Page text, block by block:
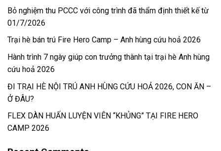
Bỏ nghiệm thu PCCC với công trình đã thẩm định thiết kế từ
01/7/2026
Trại hè bán trú Fire Hero Camp – Anh hùng cứu hoả 2026
Hành trình 7 ngày giúp con trưởng thành tại trại hè Anh hùng
cứu hoả 2026
ĐI TRẠI HÈ NỘI TRÚ ANH HÙNG CỨU HOẢ 2026, CON ĂN –
Ở ĐÂU?
FLEX DÀN HUẤN LUYỆN VIÊN “KHỦNG” TẠI FIRE HERO
CAMP 2026